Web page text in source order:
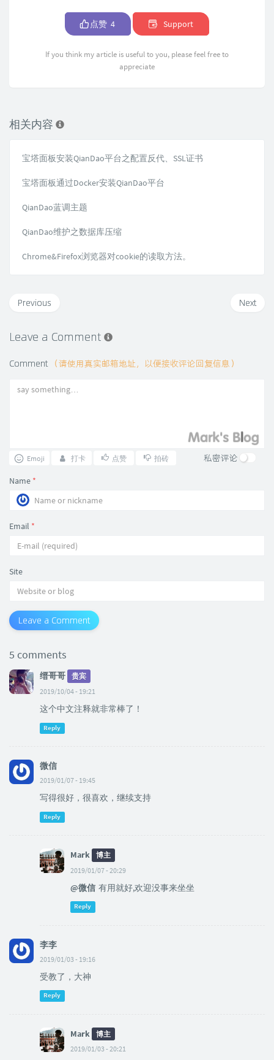
点赞 4 Support
If you think my article is useful to you, please feel free to
appreciate
相关内容
宝塔面板安装QianDao平台之配置反代、SSL证书
宝塔面板通过Docker安装QianDao平台
QianDao蓝调主题
QianDao维护之数据库压缩
Chrome&Firefox浏览器对cookie的读取方法。
Next
Previous
Leave a Comment
Comment （请使用真实邮箱地址，以便接收评论回复信息）
Emoji 打卡 点赞 拍砖 私密评论
Name *
Email *
Site
Leave a Comment
5 comments
缙哥哥
贵宾
2019/10/04 - 19:21
这个中文注释就非常棒了！
Reply
微信
2019/01/07 - 19:45
写得很好，很喜欢，继续支持
Reply
Mark
博主
2019/01/07 - 20:29
@微信 有用就好,欢迎没事来坐坐
Reply
李李
2019/01/03 - 19:16
受教了，大神
Reply
Mark
博主
2019/01/03 - 20:21